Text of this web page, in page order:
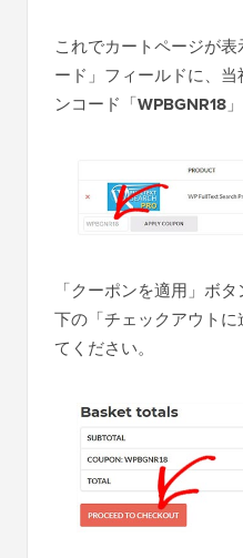
これでカートページが
ード」フィールドに、当
ンコード「WPBGNR18
「クーポンを適用」ボ
下の「チェックアウト
てください。